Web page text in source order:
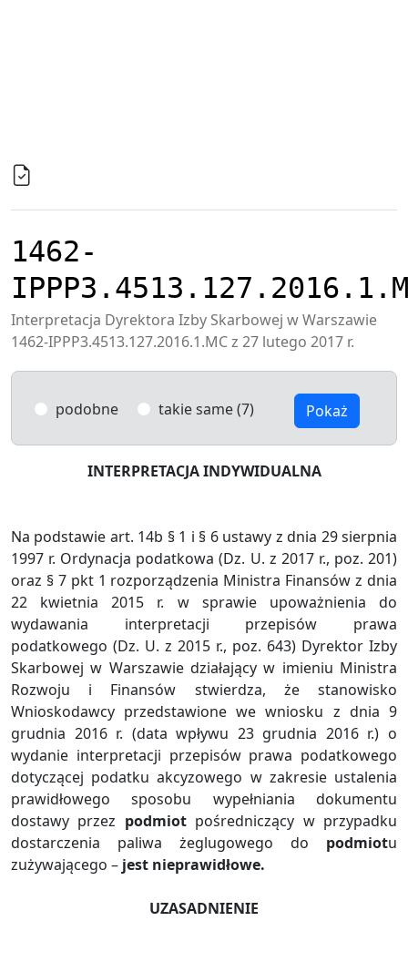
1462-
Interpretacja Dyrektora Izby Skarbowej w Warszawie
1462-IPPP3.4513.127.2016.1.MC z 27 lutego 2017 r.
podobne takie same (7) Pokaż
INTERPRETACJA INDYWIDUALNA
Na podstawie art. 14b § 1 i § 6 ustawy z dnia 29 sierpnia
1997 r. Ordynacja podatkowa (Dz. U. z 2017 r., poz. 201)
oraz § 7 pkt 1 rozporządzenia Ministra Finansów z dnia
22 kwietnia 2015 r. w sprawie upoważnienia do
wydawania interpretacji przepisów prawa
podatkowego (Dz. U. z 2015 r., poz. 643) Dyrektor Izby
Skarbowej w Warszawie działający w imieniu Ministra
Rozwoju i Finansów stwierdza, że stanowisko
Wnioskodawcy przedstawione we wniosku z dnia 9
grudnia 2016 r. (data wpływu 23 grudnia 2016 r.) o
wydanie interpretacji przepisów prawa podatkowego
dotyczącej podatku akcyzowego w zakresie ustalenia
prawidłowego sposobu wypełniania dokumentu
dostawy przez podmiotpośredniczący w przypadku
dostarczenia paliwa żeglugowego do podmiotu
zużywającego – jest nieprawidłowe.
UZASADNIENIE